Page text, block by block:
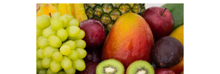
SOBRE MÍ
¿TE GUSTARÍA UNIRTE A NUESTRA AVENTURA GASTRON
ÓMICA?
ÚNETE A LA NEWSLETTER
RECOMENDACIONES